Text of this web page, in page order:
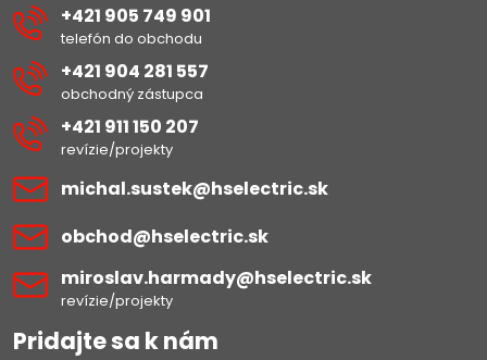
+421 905 749 901
telefón do obchodu
+421 904 281 557
obchodný zástupca
+421 911 150 207
revízie/projekty
michal​.sustek​@hselectric​.sk
obchod​@hselectric​.sk
miroslav​.harmady​@hselectric​.sk
revízie/projekty
Pridajte sa k nám